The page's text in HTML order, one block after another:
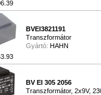
BVEI3821191
Transzformátor
Gyártó: HAHN
BV EI 305 2056
Transzformátor, 2x9V,